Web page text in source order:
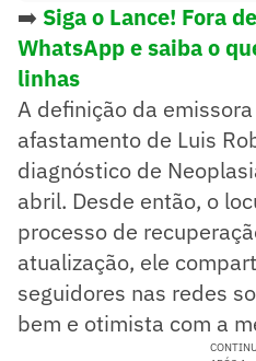
➡️ Siga o Lance! Fora
WhatsApp e saiba o
linhas
A definição da
afastamento de Luis
diagnóstico de
abril. Desde então, o
processo de
atualização, ele
seguidores nas redes
bem e otimista com a